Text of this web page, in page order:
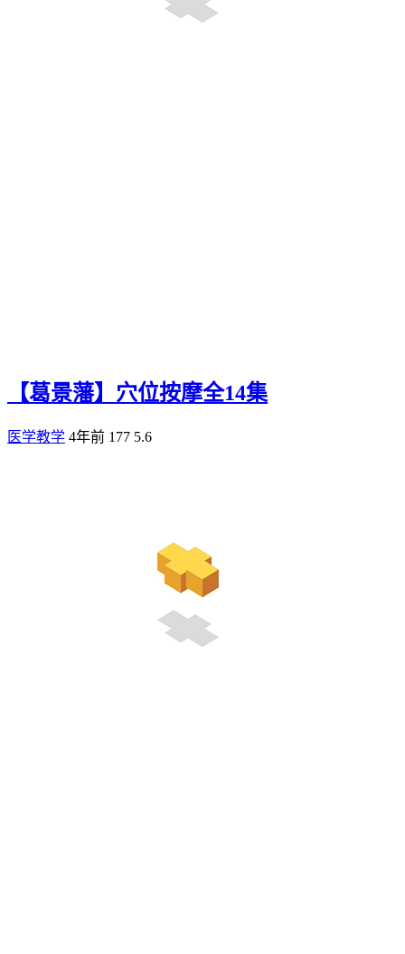
【葛景藩】穴位按摩全14集
医学教学 4年前 177 5.6